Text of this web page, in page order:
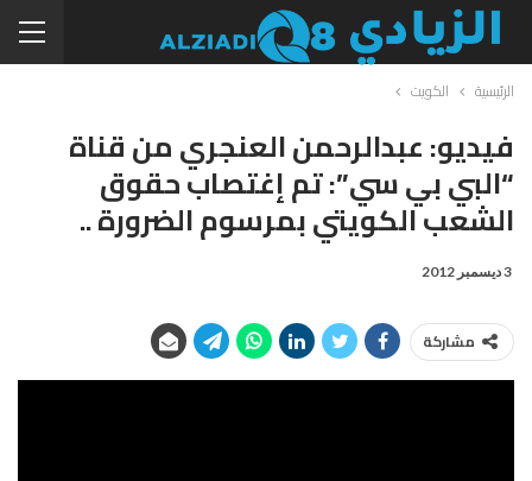
الرئيسية الكويت
فيديو: عبدالرحمن العنجري من قناة
“البي بي سي”: تم إغتصاب حقوق
الشعب الكويتي بمرسوم الضرورة ..
3 ديسمبر 2012
مشاركة